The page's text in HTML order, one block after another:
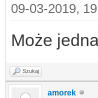
09-03-2019,
Może
Szukaj
amorek